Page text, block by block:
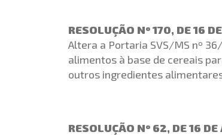
RESOLUÇÃO Nº 170, DE 16
Altera a Portaria SVS/MS nº
alimentos à base de cereais
outros ingredientes
RESOLUÇÃO Nº 62, DE 16